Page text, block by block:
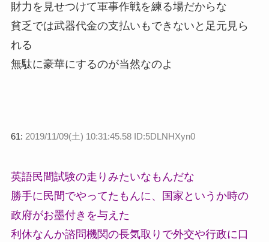
財力を見せつけて軍事作戦を練る場だからな
貧乏では武器代金の支払いもできないと足元見ら
れる
無駄に豪華にするのが当然なのよ
61: 2019/11/09(土) 10:31:45.58 ID:5DLNHXyn0
英語民間試験の走りみたいなもんだな
勝手に民間でやってたもんに、国家というか時の
政府がお墨付きを与えた
利休なんか諮問機関の長気取りで外交や行政に口